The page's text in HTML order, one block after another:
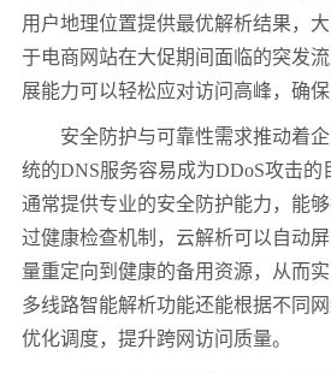
用户地理位置提供最优解析结果，
于电商网站在大促期间面临的突发
展能力可以轻松应对访问高峰，确保
安全防护与可靠性需求推动着
统的DNS服务容易成为DDoS攻击的
通常提供专业的安全防护能力，能
过健康检查机制，云解析可以自动
量重定向到健康的备用资源，从而实
多线路智能解析功能还能根据不同
优化调度，提升跨网访问质量。